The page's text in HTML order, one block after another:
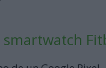
smartwatch